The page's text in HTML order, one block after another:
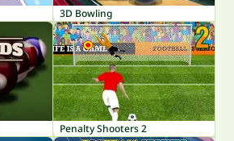
3D Bowling
Penalty Shooters 2